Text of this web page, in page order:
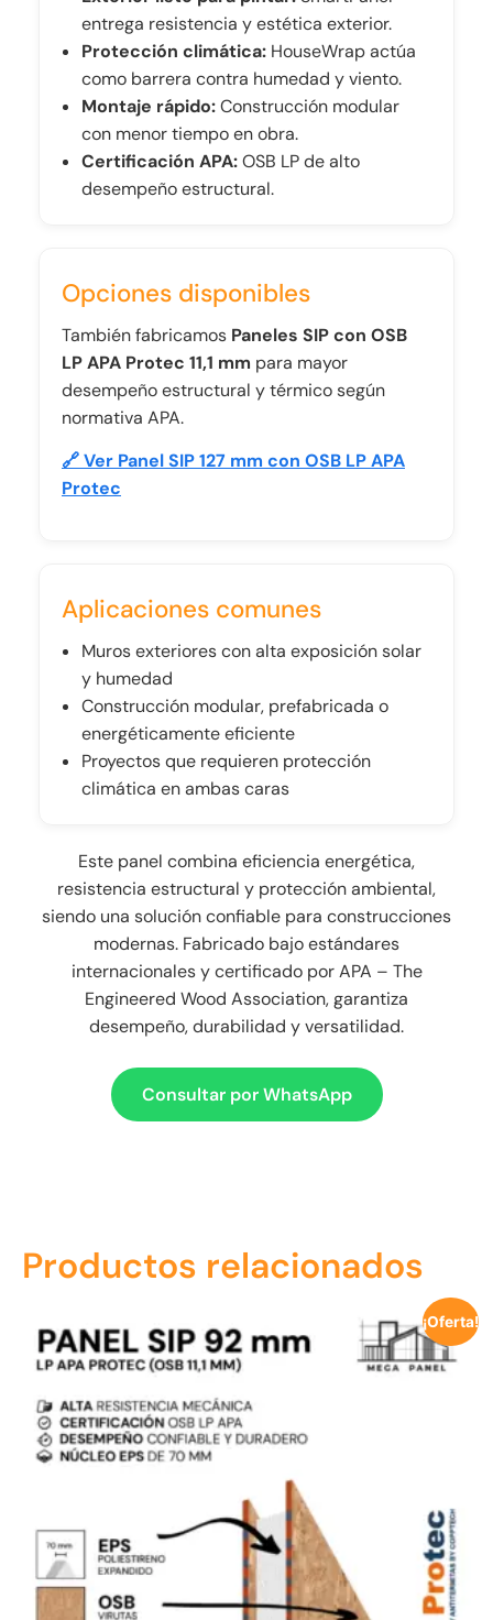
entrega resistencia y estética exterior.
Protección climática: HouseWrap actúa
como barrera contra humedad y viento.
Montaje rápido:Construcción modular
con menor tiempo en obra.
Certificación APA:OSB LP de alto
desempeño estructural.
Opciones disponibles
También fabricamos Paneles SIP con OSB
LP APA Protec 11,1 mm para mayor
desempeño estructural y térmico según
normativa APA.
🔗 Ver Panel SIP 127 mm con OSB LP APA
Protec
Aplicaciones comunes
Muros exteriores con alta exposición solar
y humedad
Construcción modular, prefabricada o
energéticamente eficiente
Proyectos que requieren protección
climática en ambas caras
Este panel combina eficiencia energética,
resistencia estructural y protección ambiental,
siendo una solución confiable para construcciones
modernas. Fabricado bajo estándares
internacionales y certificado por APA – The
Engineered Wood Association, garantiza
desempeño, durabilidad y versatilidad.
Consultar por WhatsApp
Productos relacionados
¡Oferta!